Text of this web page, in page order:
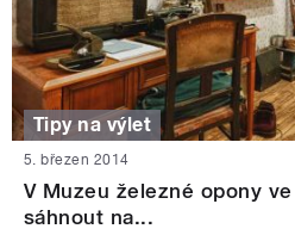
Tipy na výlet
5. březen 2014
V Muzeu železné opony
sáhnout na...